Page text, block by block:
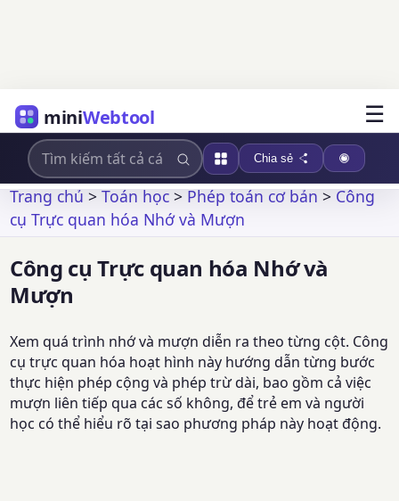
miniWebtool ☰
Chia sẻ
Trang chủ>Toán học>Phép toán cơ bản>Công
cụ Trực quan hóa Nhớ và Mượn
Công cụ Trực quan hóa Nhớ và
Mượn
Xem quá trình nhớ và mượn diễn ra theo từng cột. Công
cụ trực quan hóa hoạt hình này hướng dẫn từng bước
thực hiện phép cộng và phép trừ dài, bao gồm cả việc
mượn liên tiếp qua các số không, để trẻ em và người
học có thể hiểu rõ tại sao phương pháp này hoạt động.